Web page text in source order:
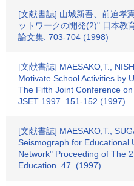
[文献書誌] 山城新吾、前迫孝
ットワークの開発(2)" 日本教
論文集. 703-704 (1998)
[文献書誌] MAESAKO,T.,
Motivate School Activities by
The Fifth Joint Conference
JSET 1997. 151-152 (1997)
[文献書誌] MAESAKO,T.,
Seismograph for Educational
Network" Proceeding of The
Education. 47. (1997)